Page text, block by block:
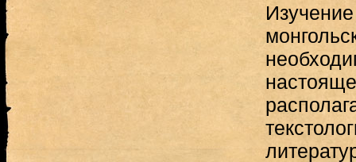
Изучение